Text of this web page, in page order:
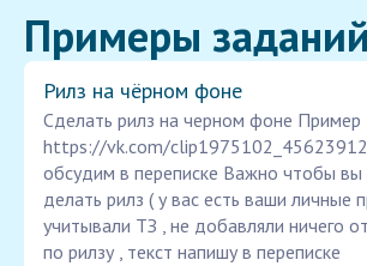
Примеры заданий
Рилз на чёрном фоне
Сделать рилз на черном фоне Пример
https://vk.com/
обсудим в переписке Важно чтобы вы
делать рилз ( у вас есть ваши личные
учитывали ТЗ , не добавляли ничего
по рилзу , текст напишу в переписке